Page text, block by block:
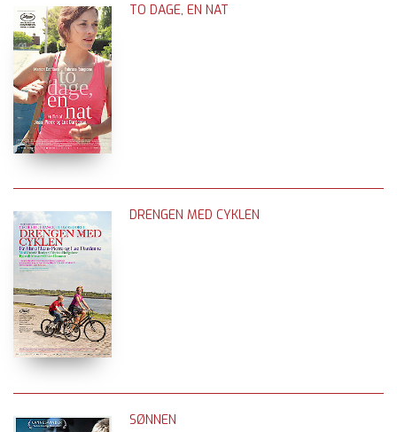
TO DAGE, EN NAT
DRENGEN MED CYKLEN
SØNNEN